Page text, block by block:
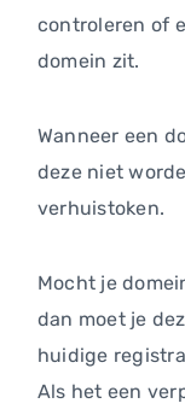
controleren of
domein zit.
Wanneer een
deze niet
verhuistoken.
Mocht je
dan moet je
huidige
Als het een